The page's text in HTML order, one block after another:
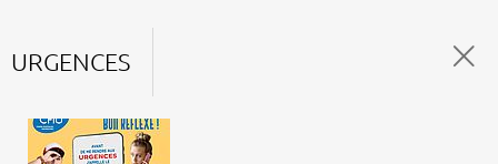
URGENCES